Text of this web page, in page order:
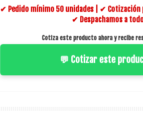
✔ Pedido mínimo 50 unidades | ✔
✔ Despachamos a
Cotiza este producto ahora y recibe
💬 Cotizar este